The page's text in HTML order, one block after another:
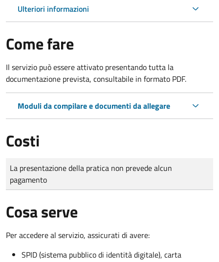
Ulteriori informazioni
Come fare
Il servizio può essere attivato presentando tutta la
documentazione prevista, consultabile in formato PDF.
Moduli da compilare e documenti da allegare
Costi
Tipo di pagamento
Importo
La presentazione della pratica non prevede alcun
pagamento
Cosa serve
Per accedere al servizio, assicurati di avere:
SPID (sistema pubblico di identità digitale), carta